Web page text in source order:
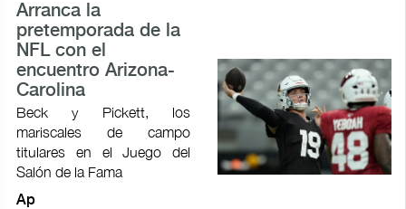
Arranca la
pretemporada de la
NFL con el
encuentro Arizona-
Carolina
Beck y Pickett, los
mariscales de campo
titulares en el Juego del
Salón de la Fama
Ap